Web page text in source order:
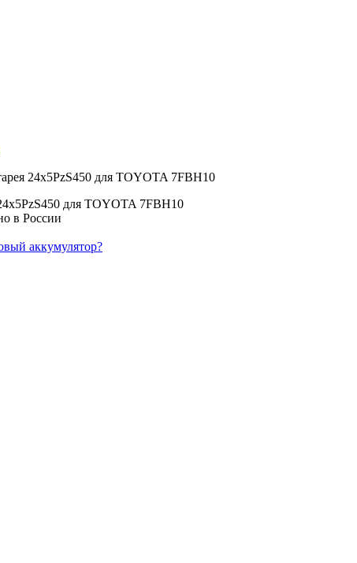
24х5PzS450 для TOYOTA 7FBH10
для TOYOTA 7FBH10
аккумулятор?